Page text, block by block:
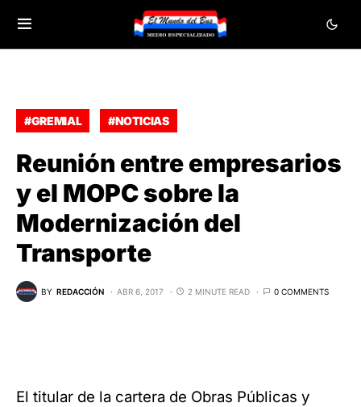
#GREMIAL #NOTICIAS
Reunión entre empresarios
y el MOPC sobre la
Modernización del
Transporte
BY REDACCIÓN ABR 6, 2017 2 MINUTE READ 0 COMMENTS
El titular de la cartera de Obras Públicas y